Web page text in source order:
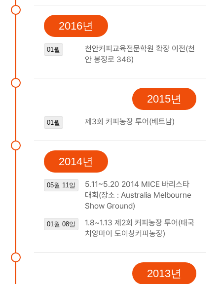
2016년
01월
천안커피교육전문학원 확장 이전(천
안 봉정로 346)
2015년
01월 제3회 커피농장 투어(베트남)
2014년
05월 11일
5.11~5.20 2014 MICE 바리스타
대회(장소 : Australia Melbourne
Show Ground)
01월 08일
1.8~1.13 제2회 커피농장 투어(태국
치앙마이 도이창커피농장)
2013년